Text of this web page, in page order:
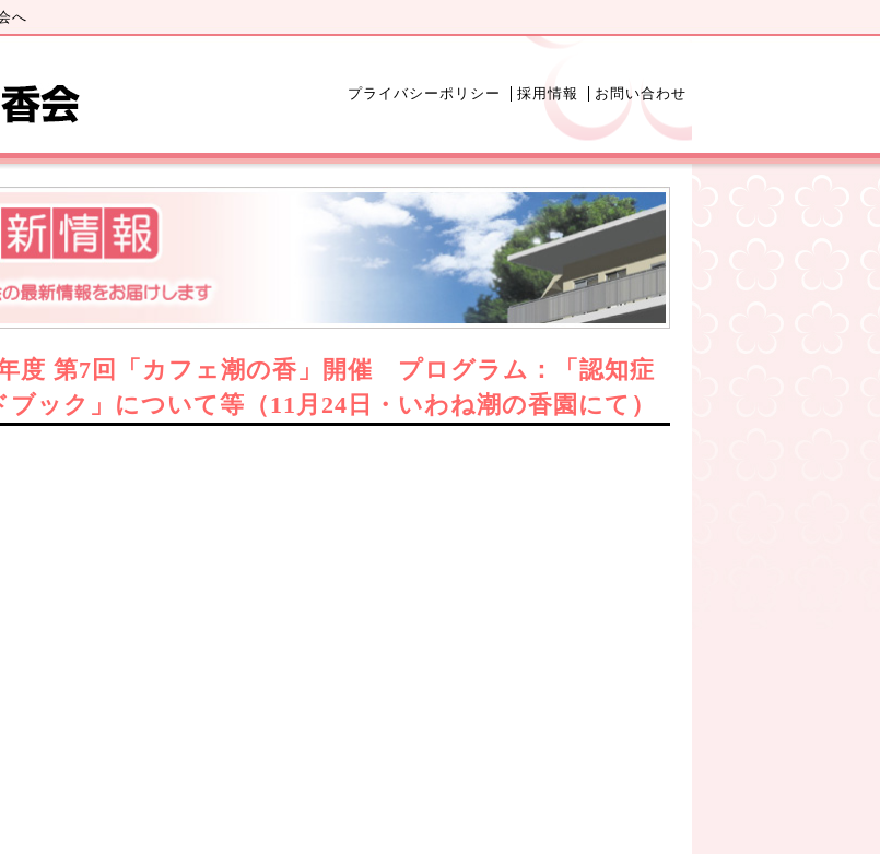
へ
プライバシーポリシー 採用情報 お問い合わせ
度 第7回「カフェ潮の香」開催 プログラム：「認知症
ブック」について等（11月24日・いわね潮の香園にて）